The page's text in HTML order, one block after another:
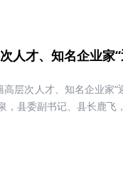
人才、知名企业家
层次人才、知名企业家
，县委副书记、县长鹿飞